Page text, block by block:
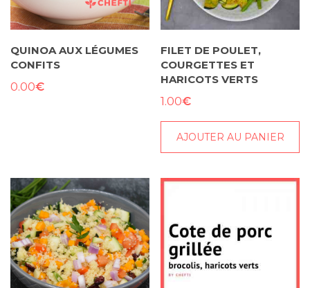
QUINOA AUX LÉGUMES
CONFITS
0.00€
FILET DE POULET,
COURGETTES ET
HARICOTS VERTS
1.00€
AJOUTER AU PANIER